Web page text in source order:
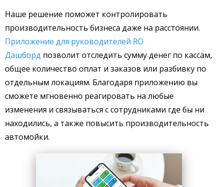
Наше решение поможет контролировать
производительность бизнеса даже на расстоянии.
Приложение для руководителей RO
Дашборд позволит отследить сумму денег по кассам,
общее количество оплат и заказов или разбивку по
отдельным локациям. Благодаря приложению вы
сможете мгновенно реагировать на любые
изменения и связываться с сотрудниками где бы ни
находились, а также повысить производительность
автомойки.